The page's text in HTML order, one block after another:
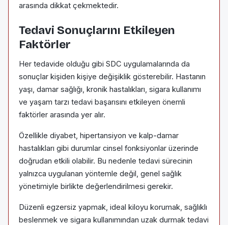
arasında dikkat çekmektedir.
Tedavi Sonuçlarını Etkileyen
Faktörler
Her tedavide olduğu gibi SDC uygulamalarında da
sonuçlar kişiden kişiye değişiklik gösterebilir. Hastanın
yaşı, damar sağlığı, kronik hastalıkları, sigara kullanımı
ve yaşam tarzı tedavi başarısını etkileyen önemli
faktörler arasında yer alır.
Özellikle diyabet, hipertansiyon ve kalp-damar
hastalıkları gibi durumlar cinsel fonksiyonlar üzerinde
doğrudan etkili olabilir. Bu nedenle tedavi sürecinin
yalnızca uygulanan yöntemle değil, genel sağlık
yönetimiyle birlikte değerlendirilmesi gerekir.
Düzenli egzersiz yapmak, ideal kiloyu korumak, sağlıklı
beslenmek ve sigara kullanımından uzak durmak tedavi